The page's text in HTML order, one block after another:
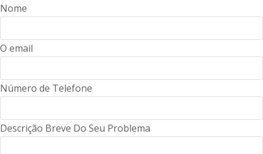
Nome
O email
Número de Telefone
Descrição Breve Do Seu Problema